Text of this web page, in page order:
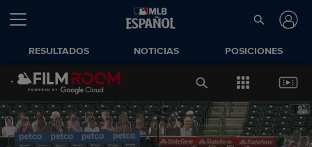
RESULTADOS NOTICIAS POSICIONES